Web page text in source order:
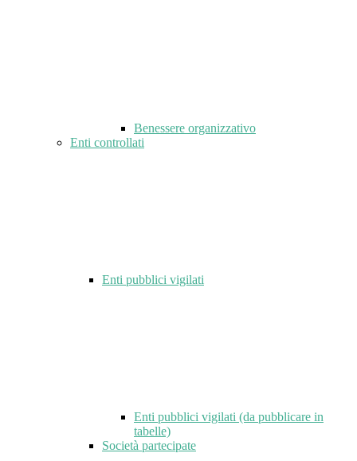
Benessere organizzativo
Enti controllati
Enti pubblici vigilati
Enti pubblici vigilati (da pubblicare in
tabelle)
Società partecipate